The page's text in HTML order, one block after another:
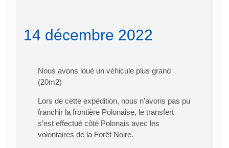
14 décembre 2022
Nous avons loué un véhicule plus grand
(20m2)
Lors de cette expédition, nous n’avons pas pu
franchir la frontière Polonaise, le transfert
s’est effectué côté Polonais avec les
volontaires de la Forêt Noire.